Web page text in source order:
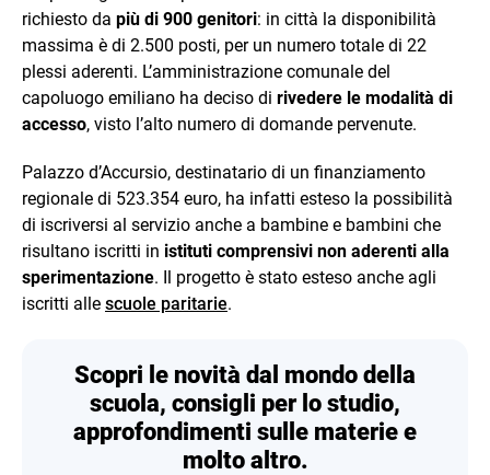
richiesto da più di 900 genitori: in città la disponibilità
massima è di 2.500 posti, per un numero totale di 22
plessi aderenti. L’amministrazione comunale del
capoluogo emiliano ha deciso di rivedere le modalità di
accesso, visto l’alto numero di domande pervenute.
Palazzo d’Accursio, destinatario di un finanziamento
regionale di 523.354 euro, ha infatti esteso la possibilità
di iscriversi al servizio anche a bambine e bambini che
risultano iscritti in istituti comprensivi non aderenti alla
sperimentazione. Il progetto è stato esteso anche agli
iscritti alle scuole paritarie.
Scopri le novità dal mondo della
scuola, consigli per lo studio,
approfondimenti sulle materie e
molto altro.